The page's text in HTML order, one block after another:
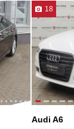
18
Audi A6